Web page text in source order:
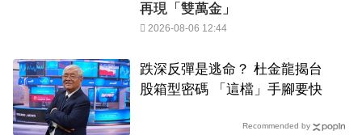
再現「雙萬金」
2026-08-06 12:44
跌深反彈是逃命？ 杜金龍揭台
股箱型密碼 「這檔」手腳要快
Recommended by